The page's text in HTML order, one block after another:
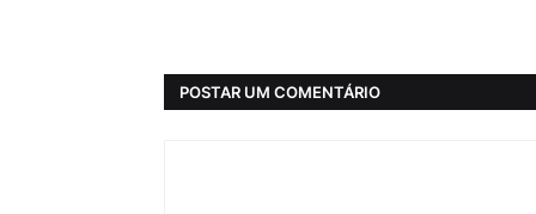
POSTAR UM COMENTÁRIO